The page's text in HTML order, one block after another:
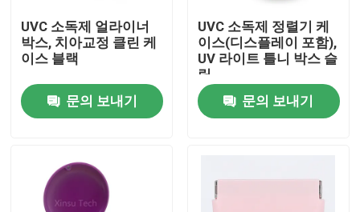
우리에 대하여
UVC 소독제 얼라이너
박스, 치아교정 클린 케
이스 블랙
문의 보내기
UVC 소독제 정렬기 케
이스(디스플레이 포함),
UV 라이트 틀니 박스 슬
림
문의 보내기